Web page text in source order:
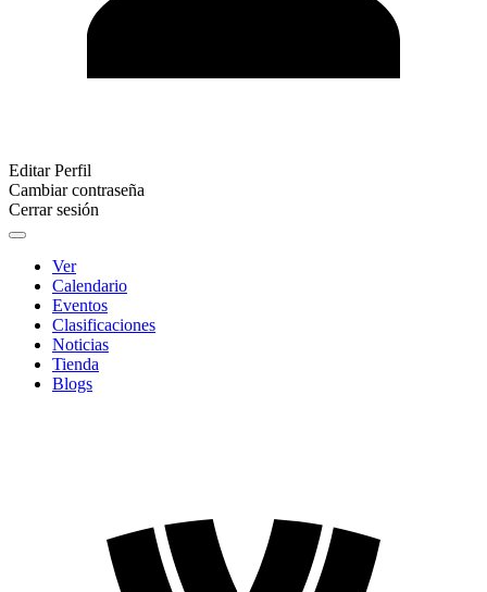
Editar Perfil
Cambiar contraseña
Cerrar sesión
Ver
Calendario
Eventos
Clasificaciones
Noticias
Tienda
Blogs